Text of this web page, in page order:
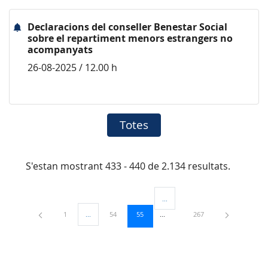
Declaracions del conseller Benestar Social
sobre el repartiment menors estrangers no
acompanyats
26-08-2025 / 12.00 h
Totes
S'estan mostrant 433 - 440 de 2.134 resultats.
Pàgina
1 ...Pàgines intermèdies Utilitzeu TAB per navegar.
Pàgina
54 Pàgina
55
Pàgines intermèdies Utilitzeu
Pàgina
267